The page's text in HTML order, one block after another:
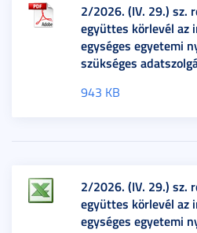
2/2026. (IV. 29.) sz.
együttes körlevél az
egységes egyetemi
szükséges
943 KB
2/2026. (IV. 29.) sz.
együttes körlevél az
egységes egyetemi